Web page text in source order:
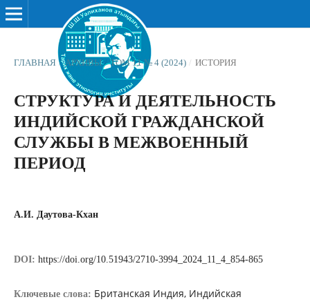
ГЛАВНАЯ / АРХИВЫ / ТОМ 11 № 4 (2024) / ИСТОРИЯ
СТРУКТУРА И ДЕЯТЕЛЬНОСТЬ
ИНДИЙСКОЙ ГРАЖДАНСКОЙ
СЛУЖБЫ В МЕЖВОЕННЫЙ
ПЕРИОД
А.И. Даутова-Кхан
DOI: https://doi.org/10.51943/2710-3994_2024_11_4_854-865
Ключевые слова: Британская Индия, Индийская